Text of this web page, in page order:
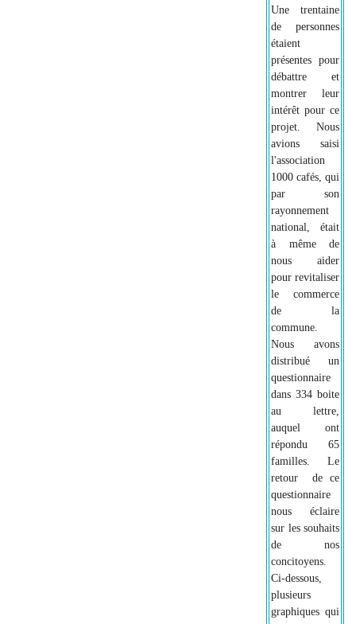
Une trentaine
de personnes
étaient
présentes pour
débattre et
montrer leur
intérêt pour ce
projet. Nous
avions saisi
l'association
1000 cafés, qui
par son
rayonnement
national, était
à même de
nous aider
pour revitaliser
le commerce
de la
commune.
Nous avons
distribué un
questionnaire
dans 334 boite
au lettre,
auquel ont
répondu 65
familles. Le
retour de ce
questionnaire
nous éclaire
sur les souhaits
de nos
concitoyens.
Ci-dessous,
plusieurs
graphiques qui